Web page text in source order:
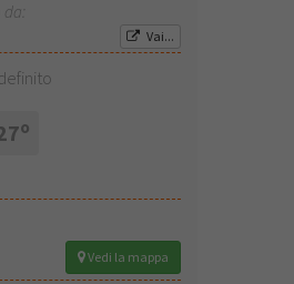
Vai...
o
Vedi la mappa